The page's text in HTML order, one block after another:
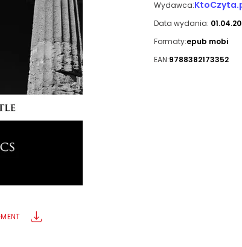
Wydawca:
Data wydania:
Formaty:epub mobi
EAN:9788382173352